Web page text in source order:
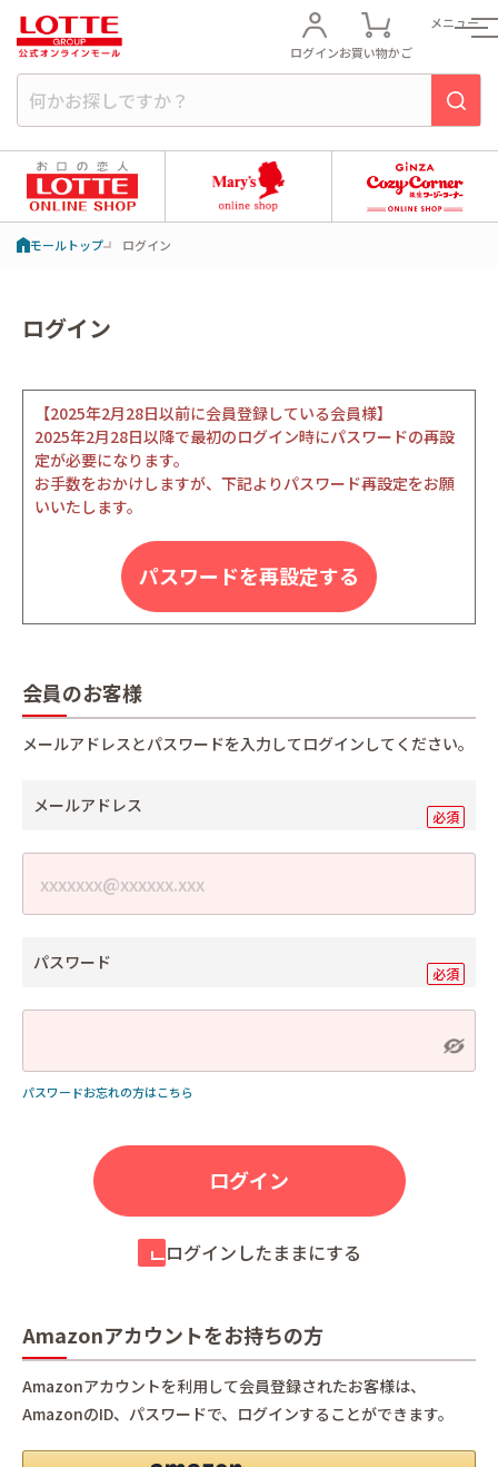
ログインお買い物かご
メニュー
モールトップ ログイン
ログイン
【2025年2月28日以前に会員登録している会員様】
2025年2月28日以降で最初のログイン時にパスワードの再設
定が必要になります。
お手数をおかけしますが、下記よりパスワード再設定をお願
いいたします。
パスワードを再設定する
会員のお客様
メールアドレスとパスワードを入力してログインしてください。
メールアドレス
パスワード
パスワードお忘れの方はこちら
ログインしたままにする
Amazonアカウントをお持ちの方
Amazonアカウントを利用して会員登録されたお客様は、
AmazonのID、パスワードで、ログインすることができます。